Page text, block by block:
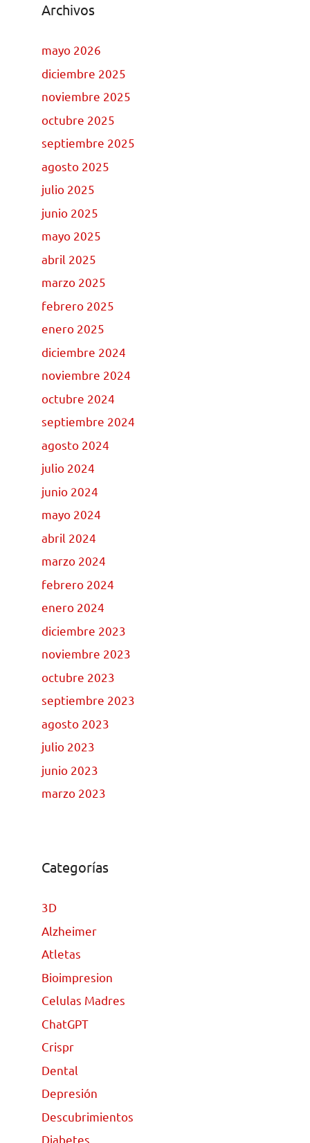
Archivos
mayo 2026
diciembre 2025
noviembre 2025
octubre 2025
septiembre 2025
agosto 2025
julio 2025
junio 2025
mayo 2025
abril 2025
marzo 2025
febrero 2025
enero 2025
diciembre 2024
noviembre 2024
octubre 2024
septiembre 2024
agosto 2024
julio 2024
junio 2024
mayo 2024
abril 2024
marzo 2024
febrero 2024
enero 2024
diciembre 2023
noviembre 2023
octubre 2023
septiembre 2023
agosto 2023
julio 2023
junio 2023
marzo 2023
Categorías
3D
Alzheimer
Atletas
Bioimpresion
Celulas Madres
ChatGPT
Crispr
Dental
Depresión
Descubrimientos
Diabetes